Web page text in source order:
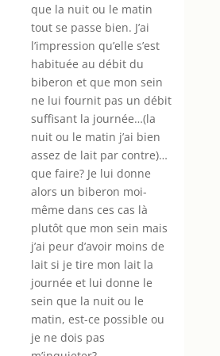
que la nuit ou le matin
tout se passe bien. J’ai
l’impression qu’elle s’est
habituée au débit du
biberon et que mon sein
ne lui fournit pas un débit
suffisant la journée…(la
nuit ou le matin j’ai bien
assez de lait par contre)…
que faire? Je lui donne
alors un biberon moi-
même dans ces cas là
plutôt que mon sein mais
j’ai peur d’avoir moins de
lait si je tire mon lait la
journée et lui donne le
sein que la nuit ou le
matin, est-ce possible ou
je ne dois pas